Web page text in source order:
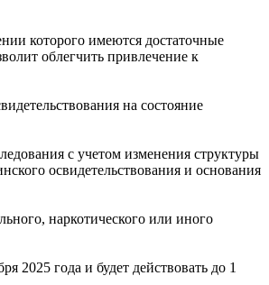
которого имеются достаточные
облегчить привлечение к
на состояние
с учетом изменения структуры
освидетельствования и основания
наркотического или иного
2025 года и будет действовать до 1